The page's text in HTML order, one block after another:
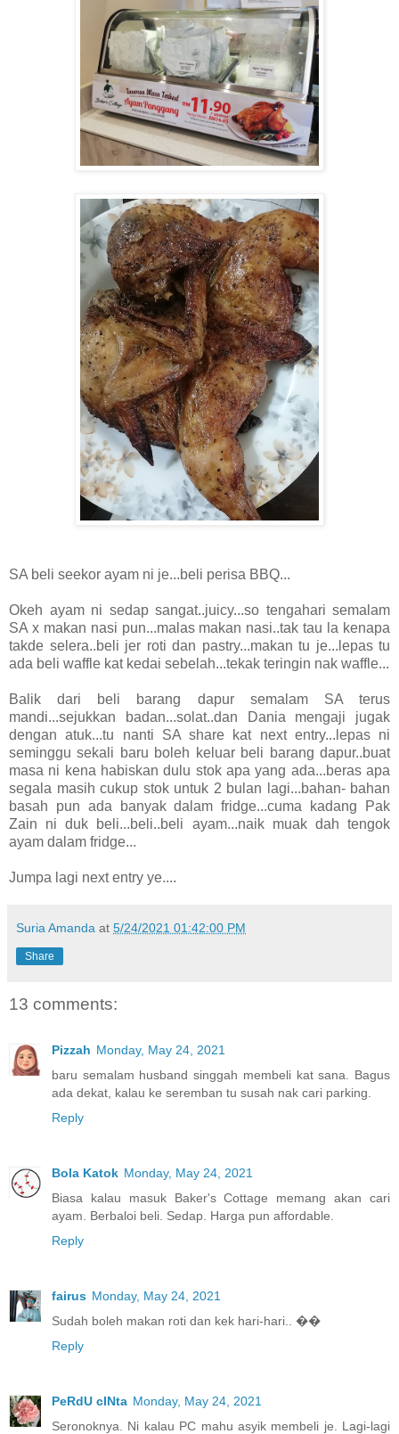
SA beli seekor ayam ni je...beli perisa BBQ...
Okeh ayam ni sedap sangat..juicy...so tengahari semalam
SA x makan nasi pun...malas makan nasi..tak tau la kenapa
takde selera..beli jer roti dan pastry...makan tu je...lepas tu
ada beli waffle kat kedai sebelah...tekak teringin nak waffle...
Balik dari beli barang dapur semalam SA terus
mandi...sejukkan badan...solat..dan Dania mengaji jugak
dengan atuk...tu nanti SA share kat next entry...lepas ni
seminggu sekali baru boleh keluar beli barang dapur..buat
masa ni kena habiskan dulu stok apa yang ada...beras apa
segala masih cukup stok untuk 2 bulan lagi...bahan- bahan
basah pun ada banyak dalam fridge...cuma kadang Pak
Zain ni duk beli...beli..beli ayam...naik muak dah tengok
ayam dalam fridge...
Jumpa lagi next entry ye....
Suria Amanda at 5/24/2021 01:42:00 PM
Share
13 comments:
Pizzah Monday, May 24, 2021
baru semalam husband singgah membeli kat sana. Bagus
ada dekat, kalau ke seremban tu susah nak cari parking.
Reply
Bola Katok Monday, May 24, 2021
Biasa kalau masuk Baker's Cottage memang akan cari
ayam. Berbaloi beli. Sedap. Harga pun affordable.
Reply
fairus Monday, May 24, 2021
Sudah boleh makan roti dan kek hari-hari.. ��
Reply
PeRdU cINta Monday, May 24, 2021
Seronoknya. Ni kalau PC mahu asyik membeli je. Lagi-lagi